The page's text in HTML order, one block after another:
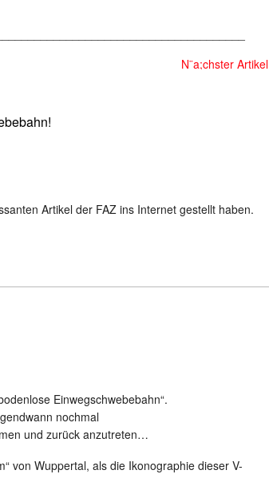
N¨a;chster Artikel
Artikel der FAZ ins Internet gestellt haben.
Einwegschwebebahn“.
nochmal
und zurück anzutreten…
von Wuppertal, als die Ikonographie dieser V-